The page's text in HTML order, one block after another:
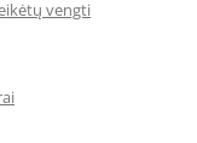
vengti